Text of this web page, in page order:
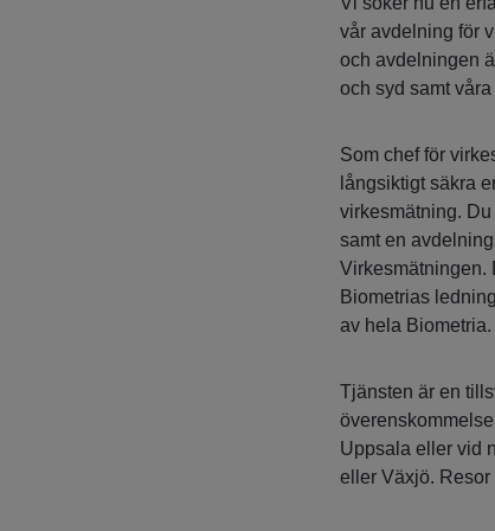
vår avdelning för
och avdelningen
och syd samt
Som chef för
långsiktigt säkra
virkesmätning.
samt en
Virkesmätningen.
Biometrias
av hela Biometria.
Tjänsten är en
Uppsala eller vid
eller Växjö. Resor